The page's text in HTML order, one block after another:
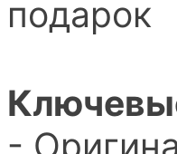
подарок
-